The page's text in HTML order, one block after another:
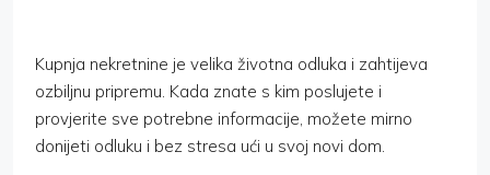
Kupnja nekretnine je velika životna odluka i zahtijeva
ozbiljnu pripremu. Kada znate s kim poslujete i
provjerite sve potrebne informacije, možete mirno
donijeti odluku i bez stresa ući u svoj novi dom.